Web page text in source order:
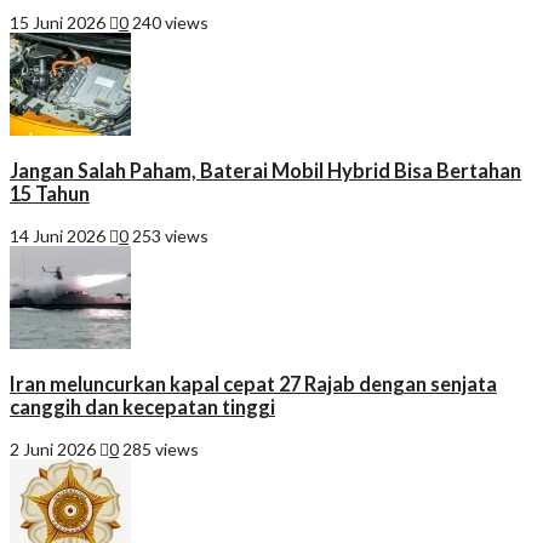
15 Juni 2026 0 240 views
Jangan Salah Paham, Baterai Mobil Hybrid Bisa Bertahan
15 Tahun
14 Juni 2026 0 253 views
Iran meluncurkan kapal cepat 27 Rajab dengan senjata
canggih dan kecepatan tinggi
2 Juni 2026 0 285 views